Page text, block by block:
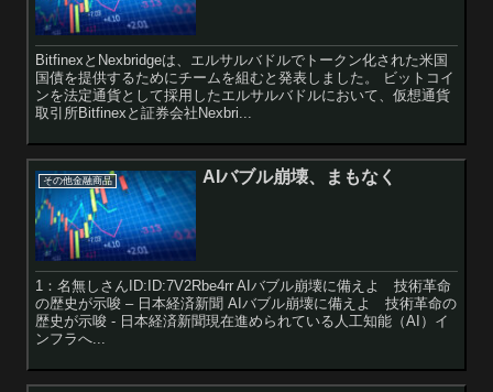
BitfinexとNexbridgeは、エルサルバドルでトークン化された米国
国債を提供するためにチームを組むと発表しました。 ビットコイ
ンを法定通貨として採用したエルサルバドルにおいて、仮想通貨
取引所Bitfinexと証券会社Nexbri...
その他金融商品 AIバブル崩壊、まもなく
1：名無しさんID:ID:7V2Rbe4rr AIバブル崩壊に備えよ 技術革命
の歴史が示唆 – 日本経済新聞 AIバブル崩壊に備えよ 技術革命の
歴史が示唆 - 日本経済新聞現在進められている人工知能（AI）イ
ンフラへ...